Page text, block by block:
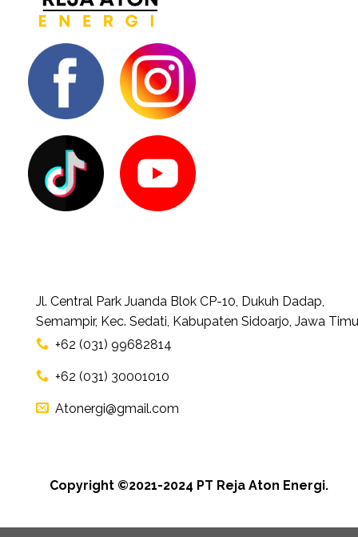
Jl. Central Park Juanda Blok CP-10, Dukuh Dadap,
Semampir, Kec. Sedati, Kabupaten Sidoarjo, Jawa
+62 (031) 99682814
+62 (031) 30001010
Atonergi@gmail.com
Copyright ©2021-2024 PT Reja Aton Energi.